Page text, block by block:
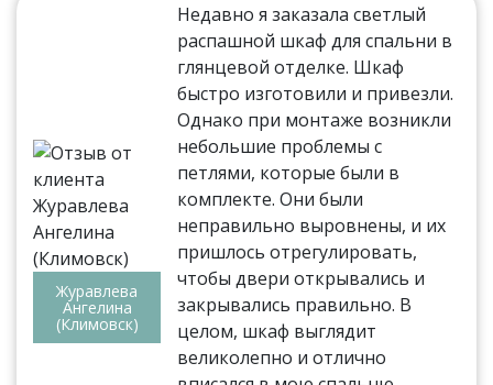
Журавлева
Ангелина
(Климовск)
Недавно я заказала светлый
распашной шкаф для спальни в
глянцевой отделке. Шкаф
быстро изготовили и привезли.
Однако при монтаже возникли
небольшие проблемы с
петлями, которые были в
комплекте. Они были
неправильно выровнены, и их
пришлось отрегулировать,
чтобы двери открывались и
закрывались правильно. В
целом, шкаф выглядит
великолепно и отлично